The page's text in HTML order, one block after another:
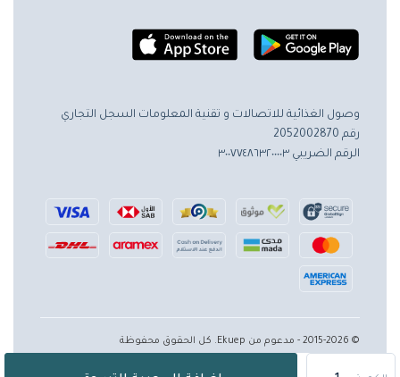
وصول الغذائية للاتصالات و تقنية المعلومات السجل التجاري
رقم 2052002870
الرقم الضريبي ٣٠٠٧٧٤٨٦٣٢٠٠٠٠٣
© 2015-2026 - مدعوم من Ekuep. كل الحقوق محفوظة